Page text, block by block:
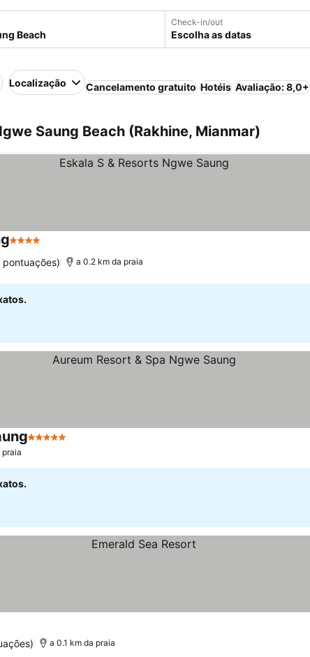
Check-in/out
Escolha as datas
Localização Cancelamento gratuito Hotéis Avaliação: 8,0+
Saung Beach (Rakhine, Mianmar)
4 Estrelas
pontuações) a 0.2 km da praia
5 Estrelas
praia
a 0.1 km da praia